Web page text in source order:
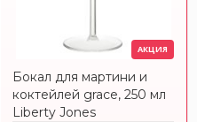
АКЦИЯ
Бокал для мартини и
коктейлей grace, 250 мл
Liberty Jones